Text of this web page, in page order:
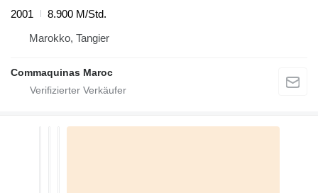
2001
8.900 M/Std.
Marokko, Tangier
Commaquinas Maroc